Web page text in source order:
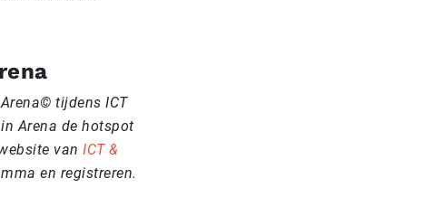
tijdens ICT
Arena de hotspot
van ICT &
en registreren.